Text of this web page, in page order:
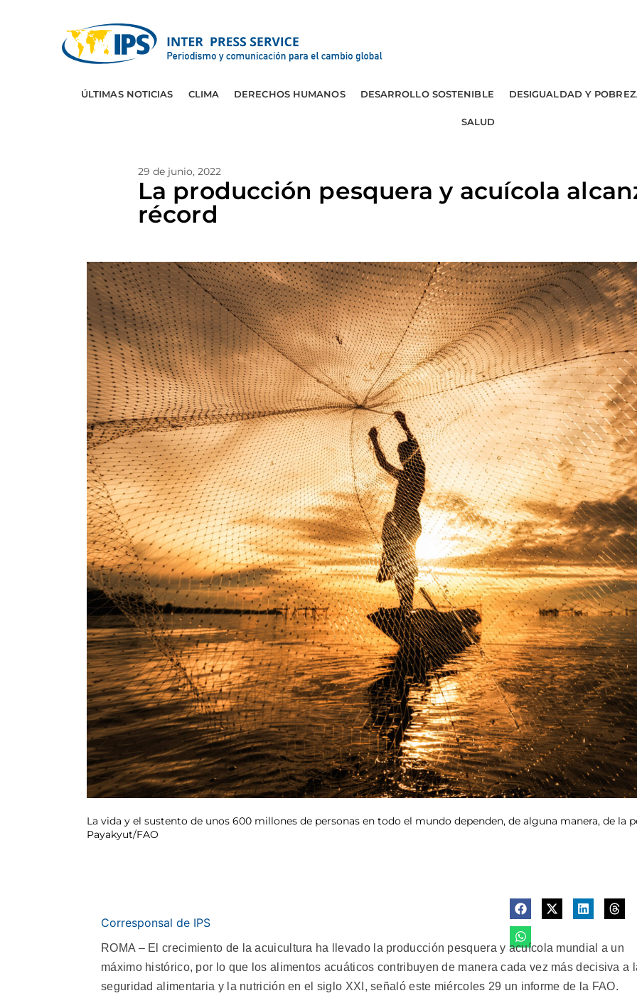
ÚLTIMAS NOTICIAS CLIMA DERECHOS HUMANOS DESARROLLO SOSTENIBLE DESIGUALDAD Y
SALUD
29 de junio, 2022
La producción pesquera y acuícola
récord
La vida y el sustento de unos 600 millones de personas en todo el mundo dependen, de alguna manera, de la
Payakyut/FAO
Corresponsal de IPS
ROMA – El crecimiento de la acuicultura ha llevado la producción pesquera y acuícola mundial a un
máximo histórico, por lo que los alimentos acuáticos contribuyen de manera cada vez más decisiva a
seguridad alimentaria y la nutrición en el siglo XXI, señaló este miércoles 29 un informe de la FAO.